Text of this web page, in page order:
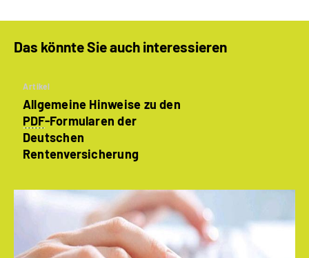
Das könnte Sie auch interessieren
Artikel
Allgemeine Hinweise zu den
PDF-Formularen der
Deutschen
Rentenversicherung